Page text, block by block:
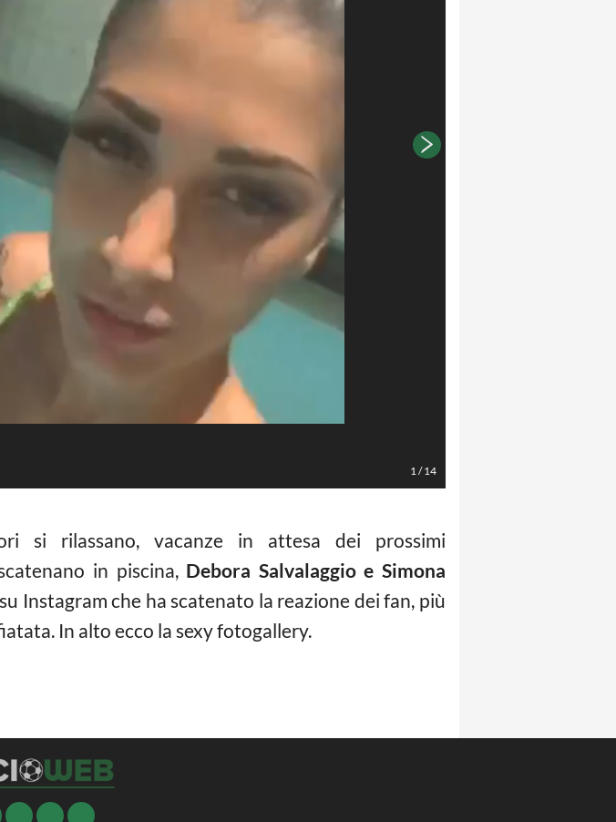
1/14
si rilassano, vacanze in attesa dei prossimi
in piscina, Debora Salvalaggio e Simona
Instagram che ha scatenato la reazione dei fan, più
In alto ecco la sexy fotogallery.